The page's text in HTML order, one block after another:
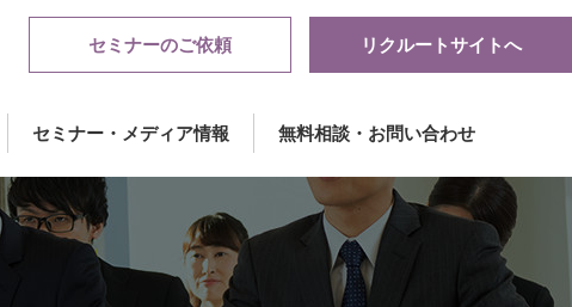
セミナーのご依頼 リクルートサイトへ
セミナー・メディア情報 無料相談・お問い合わせ